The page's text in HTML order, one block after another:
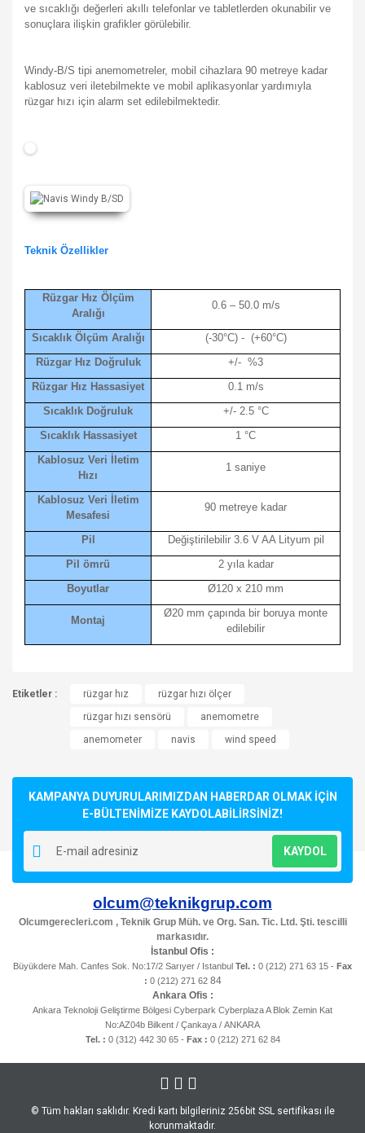
ve sıcaklığı değerleri akıllı telefonlar ve tabletlerden okunabilir ve
sonuçlara ilişkin grafikler görülebilir.
Windy-B/S tipi anemometreler, mobil cihazlara 90 metreye kadar
kablosuz veri iletebilmekte ve mobil aplikasyonlar yardımıyla
rüzgar hızı için alarm set edilebilmektedir.
Teknik Özellikler
Rüzgar Hız Ölçüm
Aralığı
0.6 – 50.0 m/s
Sıcaklık Ölçüm Aralığı
(-30°C) - (+60°C)
Rüzgar Hız Doğruluk
+/- %3
Rüzgar Hız Hassasiyet
0.1 m/s
Sıcaklık Doğruluk
+/- 2.5 °C
Sıcaklık Hassasiyet
1 °C
Kablosuz Veri İletim
Hızı
1 saniye
Kablosuz Veri İletim
Mesafesi
90 metreye kadar
Pil
Değiştirilebilir 3.6 V AA Lityum pil
Pil ömrü
2 yıla kadar
Boyutlar
Ø120 x 210 mm
Montaj
Ø20 mm çapında bir boruya monte
edilebilir
Bu ürüne ilk yorumu siz yapın!
konularda yetersiz gördüğünüz noktaları öneri formunu
kullanarak tarafımıza iletebilirsiniz.
Görüş ve önerileriniz için teşekkür ederiz.
Ürün açıklamasında eksik bilgiler bulunuyor.
Ürün bilgilerinde hatalar bulunuyor.
Bu ürüne benzer farklı alternatifler olmalı.
Gönder
Etiketler : rüzgar hız
rüzgar hızı ölçer
rüzgar hızı sensörü
anemometre
anemometer
navis wind speed
KAMPANYA DUYURULARIMIZDAN HABERDAR OLMAK İÇİN
E-BÜLTENİMİZE KAYDOLABİLİRSİNİZ!
KAYDOL
olcum@teknikgrup.com
Olcumgerecleri.com , Teknik Grup Müh. ve Org. San. Tic. Ltd. Şti. tescilli
markasıdır.
İstanbul Ofis :
Büyükdere Mah. Canfes Sok. No:17/2 Sarıyer / Istanbul Tel. : 0 (212) 271 63 15 - Fax
: 0 (212) 271 6284
Ankara Ofis :
Ankara Teknoloji Geliştirme Bölgesi Cyberpark Cyberplaza A Blok Zemin Kat
No:AZ04b Bilkent / Çankaya / ANKARA
Tel. : 0 (312) 442 30 65 - Fax : 0 (212) 271 62 84
© Tüm hakları saklıdır. Kredi kartı bilgileriniz 256bit SSL sertifikası ile
korunmaktadır.